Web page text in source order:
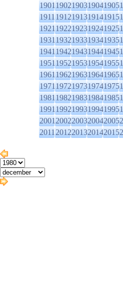
19011902190319041905
19111912191319141915
19211922192319241925
19311932193319341935
19411942194319441945
19511952195319541955
19611962196319641965
19711972197319741975
19811982198319841985
19911992199319941995
20012002200320042005
20112012201320142015